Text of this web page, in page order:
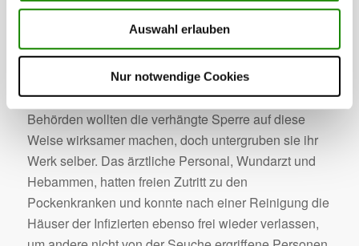
Auswahl erlauben
Nur notwendige Cookies
heranzuziehen, so den Polizeidiener Wolf, der am
27.3.1850 für Beaufsichtigung und Einschließung der
Pockenkranken 4 fl. Erhielt. Der eigens
abkommandierte Landjäger sollte zusammen mit dem
Schultheiß die Wächter beaufsichtigen. Die
Behörden wollten die verhängte Sperre auf diese
Weise wirksamer machen, doch untergruben sie ihr
Werk selber. Das ärztliche Personal, Wundarzt und
Hebammen, hatten freien Zutritt zu den
Pockenkranken und konnte nach einer Reinigung die
Häuser der Infizierten ebenso frei wieder verlassen,